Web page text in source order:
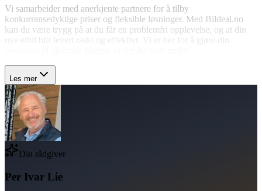
Vi samarbeider med anerkjente partnere for å tilby
konkurransedyktige priser og fleksible løsninger. Med Bildeal.no
kan du være trygg på at du får en problemfri opplevelse, og at din
nye elbil blir levert raskt og effektivt. Vi er her for å gjøre din
Les mer
Din rådgiver
Per Ivar Lie